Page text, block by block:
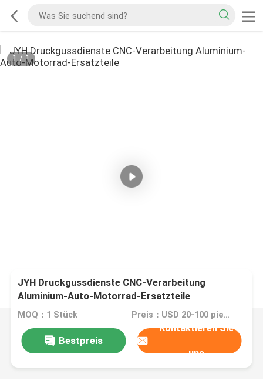
1 / 1
JYH Druckgussdienste CNC-Verarbeitung
Aluminium-Auto-Motorrad-Ersatzteile
MOQ：1 Stück Preis：USD 20-100 pieces,negotiable
Bestpreis
Kontaktieren Sie
uns